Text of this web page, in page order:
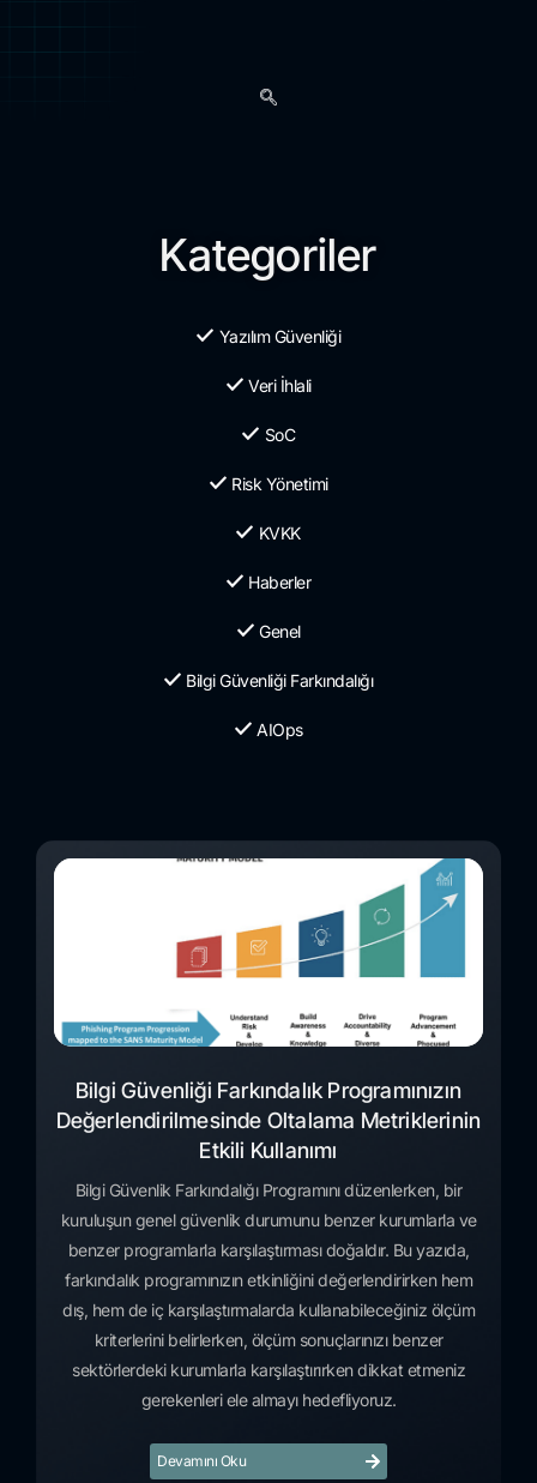
Kategoriler
Yazılım Güvenliği
Veri İhlali
SoC
Risk Yönetimi
KVKK
Haberler
Genel
Bilgi Güvenliği Farkındalığı
AIOps
Bilgi Güvenliği Farkındalık Programınızın
Değerlendirilmesinde Oltalama Metriklerinin
Etkili Kullanımı
Bilgi Güvenlik Farkındalığı Programını düzenlerken, bir
kuruluşun genel güvenlik durumunu benzer kurumlarla ve
benzer programlarla karşılaştırması doğaldır. Bu yazıda,
farkındalık programınızın etkinliğini değerlendirirken hem
dış, hem de iç karşılaştırmalarda kullanabileceğiniz ölçüm
kriterlerini belirlerken, ölçüm sonuçlarınızı benzer
sektörlerdeki kurumlarla karşılaştırırken dikkat etmeniz
gerekenleri ele almayı hedefliyoruz.
Devamını Oku